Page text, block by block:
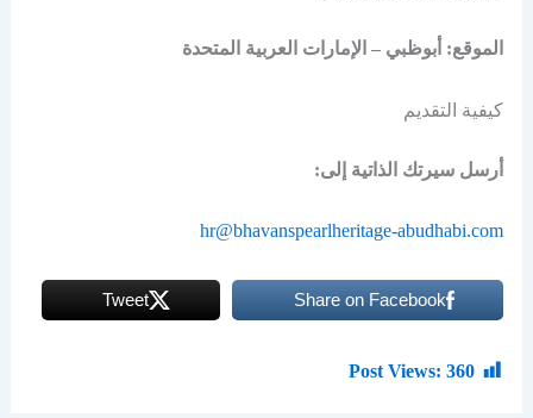
الموقع: أبوظبي – الإمارات العربية المتحدة
كيفية التقديم
أرسل سيرتك الذاتية إلى:
hr@bhavanspearlheritage-abudhabi.com
Share on Facebook
Tweet
Post Views: 360